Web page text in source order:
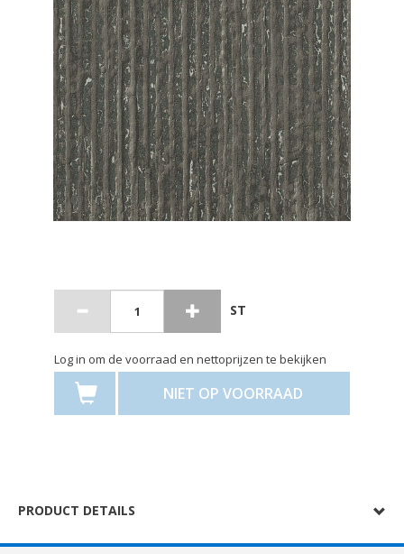
ST
Log in om de voorraad en nettoprijzen te bekijken
NIET OP VOORRAAD
PRODUCT DETAILS